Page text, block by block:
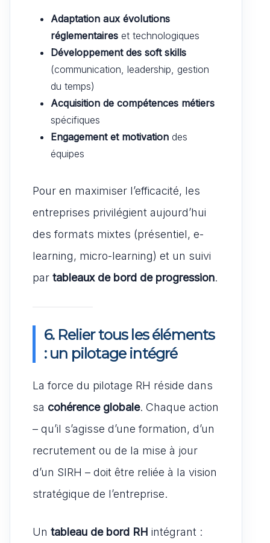
Adaptation aux évolutions
réglementaires et technologiques
Développement des soft skills
(communication, leadership, gestion
du temps)
Acquisition de compétences métiers
spécifiques
Engagement et motivation des
équipes
Pour en maximiser l’efficacité, les
entreprises privilégient aujourd’hui
des formats mixtes (présentiel, e-
learning, micro-learning) et un suivi
par tableaux de bord de progression.
6. Relier tous les éléments
: un pilotage intégré
La force du pilotage RH réside dans
sa cohérence globale. Chaque action
– qu’il s’agisse d’une formation, d’un
recrutement ou de la mise à jour
d’un SIRH – doit être reliée à la vision
stratégique de l’entreprise.
Un tableau de bord RH intégrant :